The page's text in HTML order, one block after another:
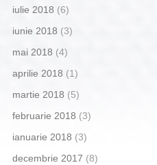
iulie 2018 (6)
iunie 2018 (3)
mai 2018 (4)
aprilie 2018 (1)
martie 2018 (5)
februarie 2018 (3)
ianuarie 2018 (3)
decembrie 2017 (8)